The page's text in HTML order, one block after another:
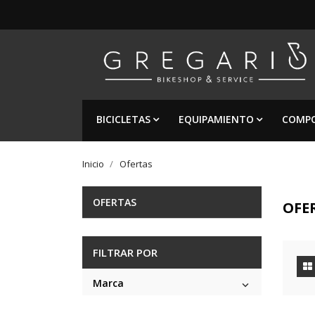
BICICLETAS EQUIPAMIENTO
Inicio Ofertas
OFERTAS
FILTRAR POR
Marca 